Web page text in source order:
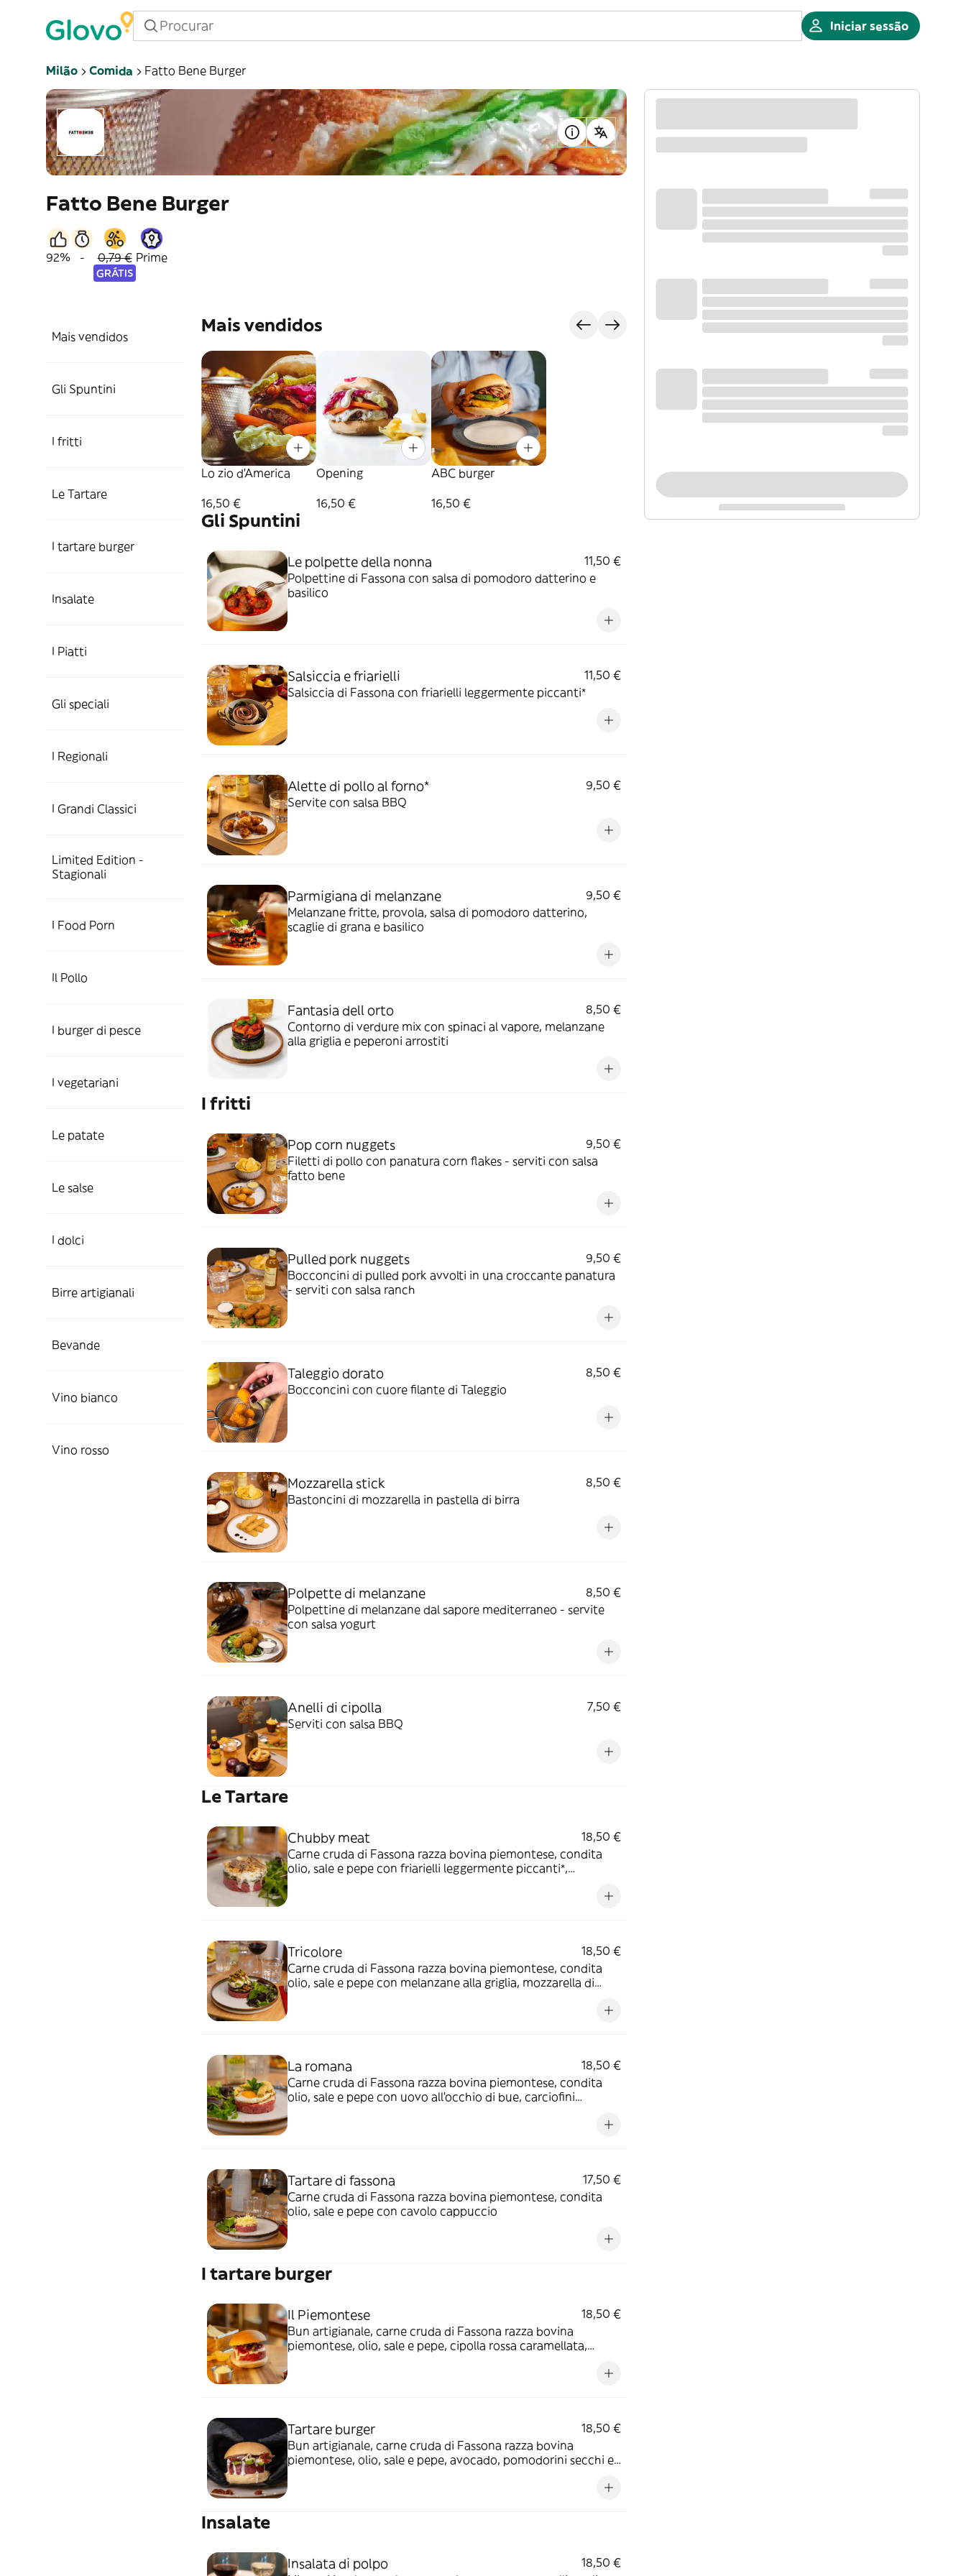
Iniciar sessão
Milão Comida Fatto Bene Burger
Fatto Bene Burger
92% - 0,79 €
GRÁTIS
Prime
Mais vendidos
Gli Spuntini
I fritti
Le Tartare
I tartare burger
Insalate
I Piatti
Gli speciali
I Regionali
I Grandi Classici
Limited Edition -
Stagionali
I Food Porn
Il Pollo
I burger di pesce
I vegetariani
Le patate
Le salse
I dolci
Birre artigianali
Bevande
Vino bianco
Vino rosso
Mais vendidos
Lo zio d'America
16,50 €
Opening
16,50 €
ABC burger
16,50 €
Gli Spuntini
Le polpette della nonna
11,50 €
Polpettine di Fassona con salsa di pomodoro datterino e
basilico
Salsiccia e friarielli
11,50 €
Salsiccia di Fassona con friarielli leggermente piccanti*
Alette di pollo al forno*
9,50 €
Servite con salsa BBQ
Parmigiana di melanzane
9,50 €
Melanzane fritte, provola, salsa di pomodoro datterino,
scaglie di grana e basilico
Fantasia dell orto
8,50 €
Contorno di verdure mix con spinaci al vapore, melanzane
alla griglia e peperoni arrostiti
I fritti
Pop corn nuggets
9,50 €
Filetti di pollo con panatura corn flakes - serviti con salsa
fatto bene
Pulled pork nuggets
9,50 €
Bocconcini di pulled pork avvolti in una croccante panatura
- serviti con salsa ranch
Taleggio dorato
8,50 €
Bocconcini con cuore filante di Taleggio
Mozzarella stick
8,50 €
Bastoncini di mozzarella in pastella di birra
Polpette di melanzane
8,50 €
Polpettine di melanzane dal sapore mediterraneo - servite
con salsa yogurt
Anelli di cipolla
7,50 €
Serviti con salsa BBQ
Le Tartare
Chubby meat
18,50 €
Carne cruda di Fassona razza bovina piemontese, condita
olio, sale e pepe con friarielli leggermente piccanti*,
Tricolore
18,50 €
Carne cruda di Fassona razza bovina piemontese, condita
olio, sale e pepe con melanzane alla griglia, mozzarella di
La romana
18,50 €
Carne cruda di Fassona razza bovina piemontese, condita
olio, sale e pepe con uovo all’occhio di bue, carciofini
Tartare di fassona
17,50 €
Carne cruda di Fassona razza bovina piemontese, condita
olio, sale e pepe con cavolo cappuccio
I tartare burger
Il Piemontese
18,50 €
Bun artigianale, carne cruda di Fassona razza bovina
piemontese, olio, sale e pepe, cipolla rossa caramellata,
Tartare burger
18,50 €
Bun artigianale, carne cruda di Fassona razza bovina
piemontese, olio, sale e pepe, avocado, pomodorini secchi e
Insalate
Insalata di polpo
18,50 €